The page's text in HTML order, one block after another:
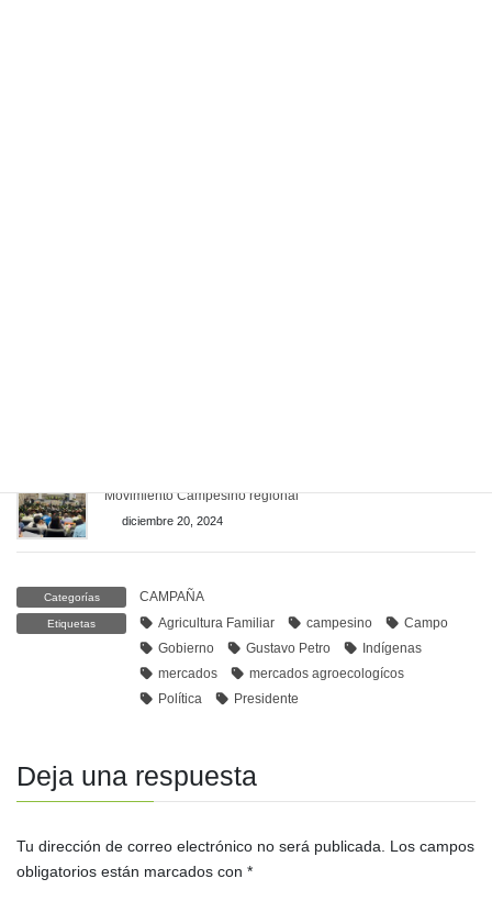
Movimiento Campesino regional
diciembre 20, 2024
Categorías CAMPAÑA
Etiquetas Agricultura Familiar campesino
Campo
Gobierno
Gustavo Petro
Indígenas
mercados
mercados agroecologícos
Política
Presidente
Deja una respuesta
Tu dirección de correo electrónico no será publicada. Los campos
obligatorios están marcados con *